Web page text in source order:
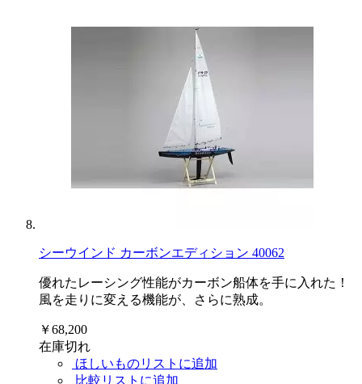
シーウインド カーボンエディション 40062
優れたレーシング性能がカーボン船体を手に入れた！
風を走りに変える機能が、さらに熟成。
￥68,200
在庫切れ
ほしいものリストに追加
比較リストに追加